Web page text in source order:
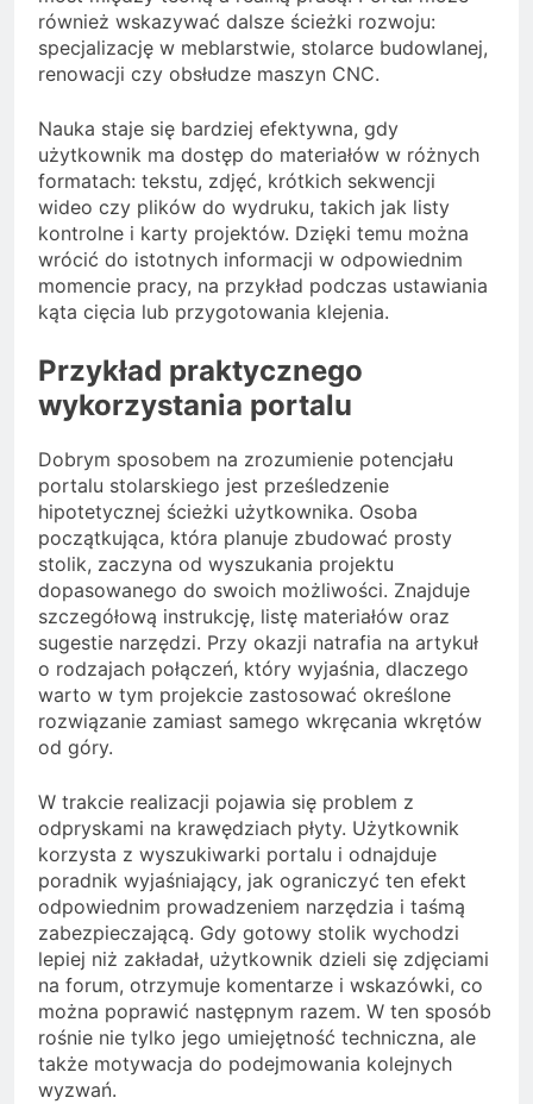
również wskazywać dalsze ścieżki rozwoju:
specjalizację w meblarstwie, stolarce budowlanej,
renowacji czy obsłudze maszyn CNC.
Nauka staje się bardziej efektywna, gdy
użytkownik ma dostęp do materiałów w różnych
formatach: tekstu, zdjęć, krótkich sekwencji
wideo czy plików do wydruku, takich jak listy
kontrolne i karty projektów. Dzięki temu można
wrócić do istotnych informacji w odpowiednim
momencie pracy, na przykład podczas ustawiania
kąta cięcia lub przygotowania klejenia.
Przykład praktycznego
wykorzystania portalu
Dobrym sposobem na zrozumienie potencjału
portalu stolarskiego jest prześledzenie
hipotetycznej ścieżki użytkownika. Osoba
początkująca, która planuje zbudować prosty
stolik, zaczyna od wyszukania projektu
dopasowanego do swoich możliwości. Znajduje
szczegółową instrukcję, listę materiałów oraz
sugestie narzędzi. Przy okazji natrafia na artykuł
o rodzajach połączeń, który wyjaśnia, dlaczego
warto w tym projekcie zastosować określone
rozwiązanie zamiast samego wkręcania wkrętów
od góry.
W trakcie realizacji pojawia się problem z
odpryskami na krawędziach płyty. Użytkownik
korzysta z wyszukiwarki portalu i odnajduje
poradnik wyjaśniający, jak ograniczyć ten efekt
odpowiednim prowadzeniem narzędzia i taśmą
zabezpieczającą. Gdy gotowy stolik wychodzi
lepiej niż zakładał, użytkownik dzieli się zdjęciami
na forum, otrzymuje komentarze i wskazówki, co
można poprawić następnym razem. W ten sposób
rośnie nie tylko jego umiejętność techniczna, ale
także motywacja do podejmowania kolejnych
wyzwań.